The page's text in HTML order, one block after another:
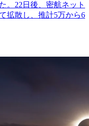
。22日後、密航ネット
拡散し、推計5万から6